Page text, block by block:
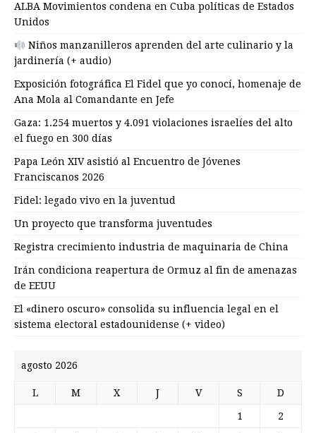
ALBA Movimientos condena en Cuba políticas de Estados
Unidos
Niños manzanilleros aprenden del arte culinario y la
jardinería (+ audio)
Exposición fotográfica El Fidel que yo conocí, homenaje de
Ana Mola al Comandante en Jefe
Gaza: 1.254 muertos y 4.091 violaciones israelíes del alto
el fuego en 300 días
Papa León XIV asistió al Encuentro de Jóvenes
Franciscanos 2026
Fidel: legado vivo en la juventud
Un proyecto que transforma juventudes
Registra crecimiento industria de maquinaria de China
Irán condiciona reapertura de Ormuz al fin de amenazas
de EEUU
El «dinero oscuro» consolida su influencia legal en el
sistema electoral estadounidense (+ video)
agosto 2026
L M X J V S D
1 2